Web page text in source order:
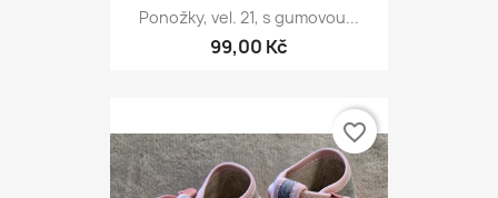
Ponožky, vel. 21, s gumovou...
99,00 Kč
favorite_border